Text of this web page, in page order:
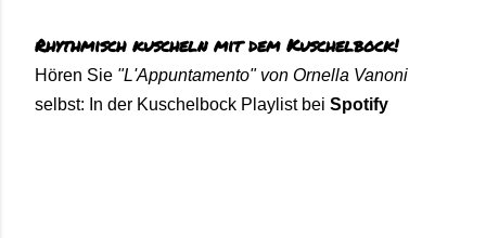
Rhythmisch kuscheln mit dem Kuschelbock!
Hören Sie "L'Appuntamento" von Ornella Vanoni
selbst: In der Kuschelbock Playlist bei Spotify